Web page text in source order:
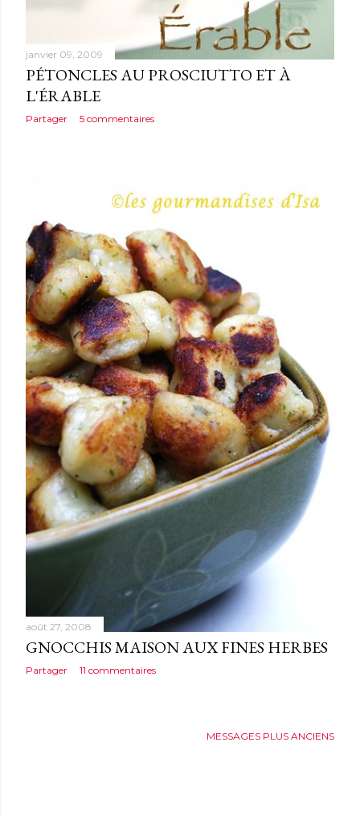
janvier 09, 2009
PÉTONCLES AU PROSCIUTTO ET À
L'ÉRABLE
Partager 5 commentaires
août 27, 2008
GNOCCHIS MAISON AUX FINES HERBES
Partager 11 commentaires
MESSAGES PLUS ANCIENS